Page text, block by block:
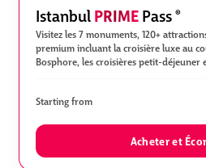
IstanbulPRIMEPass ®
Visitez les 7 monuments, 120+
premium incluant la croisière luxe au
Bosphore, les croisières petit-déjeuner
Starting from
Acheter et